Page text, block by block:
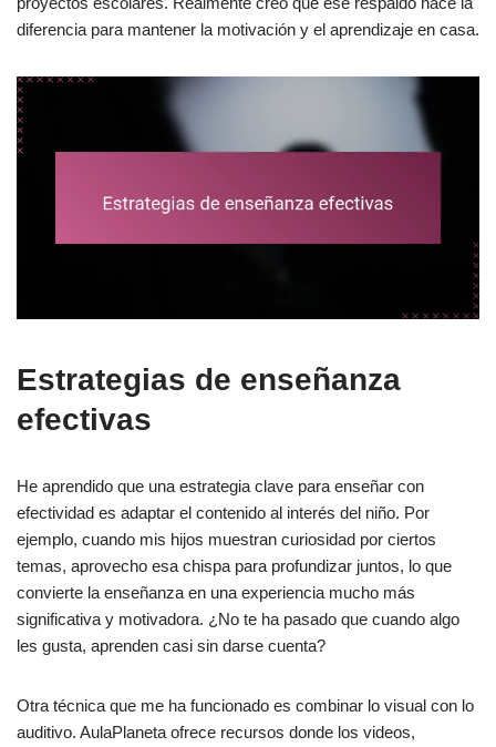
diferencia para mantener la motivación y el aprendizaje en casa.
Estrategias de enseñanza
efectivas
He aprendido que una estrategia clave para enseñar con
efectividad es adaptar el contenido al interés del niño. Por
ejemplo, cuando mis hijos muestran curiosidad por ciertos
temas, aprovecho esa chispa para profundizar juntos, lo que
convierte la enseñanza en una experiencia mucho más
significativa y motivadora. ¿No te ha pasado que cuando algo
les gusta, aprenden casi sin darse cuenta?
Otra técnica que me ha funcionado es combinar lo visual con lo
auditivo. AulaPlaneta ofrece recursos donde los videos,